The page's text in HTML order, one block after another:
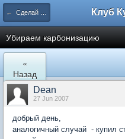
← Сделай сам
Убираем карбонизацию
«
Назад
Dean
27 Jun 2007
добрый день,
аналогичный случай - купил